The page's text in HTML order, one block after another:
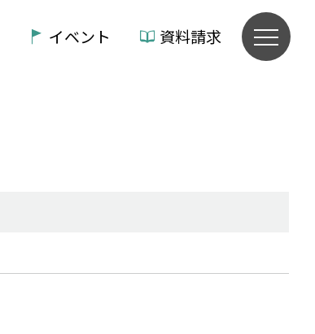
イベント 資料請求